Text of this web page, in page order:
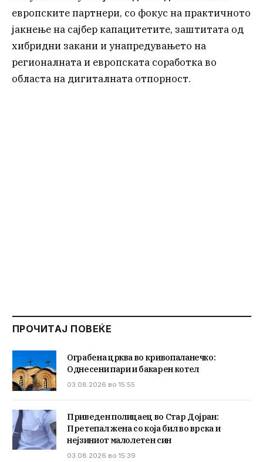
европските партнери, со фокус на практичното
јакнење на сајбер капацитетите, заштитата од
хибридни закани и унапредувањето на
регионалната и европската соработка во
областа на дигиталната отпорност.
ПРОЧИТАЈ ПОВЕЌЕ
Ограбена црква во кривопаланечко:
Однесени пари и бакарен котел
03.08.2026 во 15:55
Приведен полицаец во Стар Дојран:
Претепал жена со која бил во врска и
нејзиниот малолетен син
03.08.2026 во 15:39